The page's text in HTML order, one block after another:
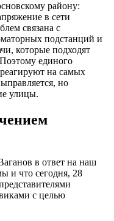
району:
в сети
связана с
подстанций и
которые подходят
единого
на самых
но
улицы.
в ответ на наш
и что сегодня, 28
с целью